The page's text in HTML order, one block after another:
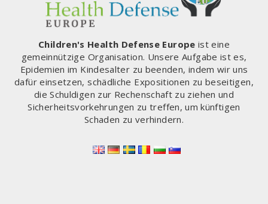
Children's Health Defense Europe ist eine
gemeinnützige Organisation. Unsere Aufgabe ist es,
Epidemien im Kindesalter zu beenden, indem wir uns
dafür einsetzen, schädliche Expositionen zu beseitigen,
die Schuldigen zur Rechenschaft zu ziehen und
Sicherheitsvorkehrungen zu treffen, um künftigen
Schaden zu verhindern.